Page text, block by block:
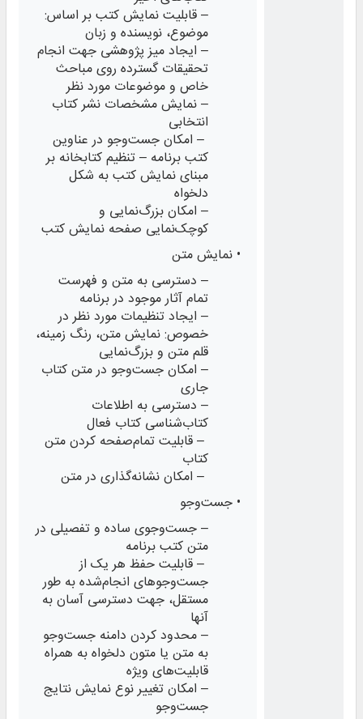
– قابلیت نمایش کتب بر اساس:
موضوع، نویسنده و زبان
– ایجاد میز پژوهشی جهت انجام
تحقیقات گسترده روی مباحث
خاص و موضوعات مورد نظر
– نمایش مشخصات نشر کتاب
انتخابی
– امکان جست‌وجو در عناوین
کتب برنامه – تنظیم کتابخانه بر
مبنای نمایش کتب به شکل
دلخواه
– امکان بزرگ‌نمایی و
کوچک‌نمایی صفحه نمایش کتب
• نمایش متن
– دسترسی به متن و فهرست
تمام آثار موجود در برنامه
– ایجاد تنظیمات مورد نظر در
خصوص: نمایش متن، رنگ زمینه،
قلم متن و بزرگ‌نمایی
– امکان جست‌وجو در متن کتاب
جاری
– دسترسی به اطلاعات
کتاب‌شناسی کتاب فعال
– قابلیت تمام‌صفحه کردن متن
کتاب
– امکان نشانه‌گذاری در متن
• جست‌وجو
– جست‌وجوی ساده و تفصیلی در
متن کتب برنامه
– قابلیت حفظ هر یک از
جست‌وجوهای انجام‌‌‌شده به طور
مستقل، جهت دسترسی ‌آسان به
آنها
– محدود کردن دامنه جست‌وجو
به متن یا متون دلخواه به همراه
قابلیت‌های ویژه
– امکان تغییر نوع نمایش نتایج
جست‌وجو